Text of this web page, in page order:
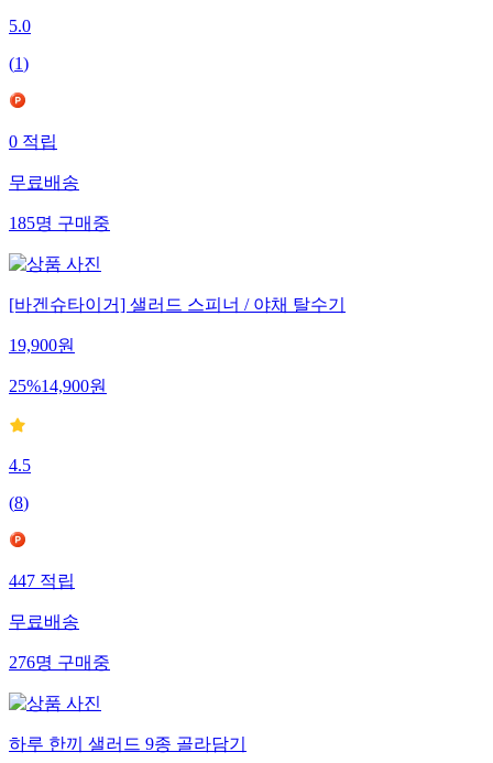
5.0
(1)
0적립
무료배송
185명구매중
[바겐슈타이거] 샐러드 스피너 / 야채 탈수기
19,900원
25%14,900원
4.5
(8)
447적립
무료배송
276명구매중
하루 한끼 샐러드 9종 골라담기